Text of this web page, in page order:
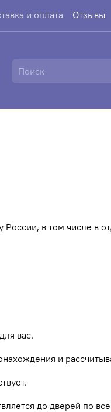
и оплата Отзывы
России, в том числе в
вас.
и
до дверей по